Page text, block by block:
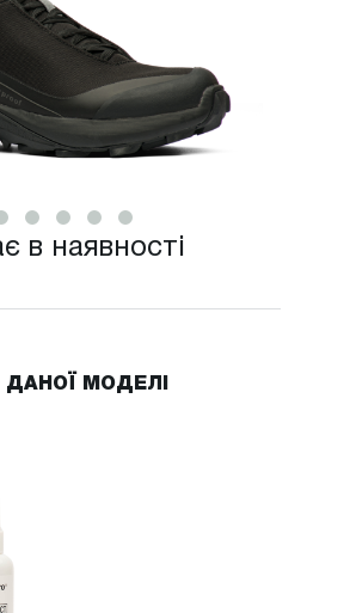
в наявності
МОДЕЛІ